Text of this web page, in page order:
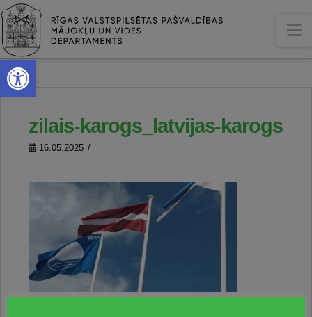
Open toolbar
zilais-karogs_latvijas-karogs
16.05.2025